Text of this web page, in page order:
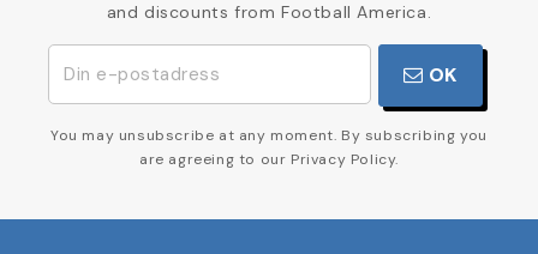
and discounts from Football America.
OK
You may unsubscribe at any moment. By subscribing you
are agreeing to our Privacy Policy.